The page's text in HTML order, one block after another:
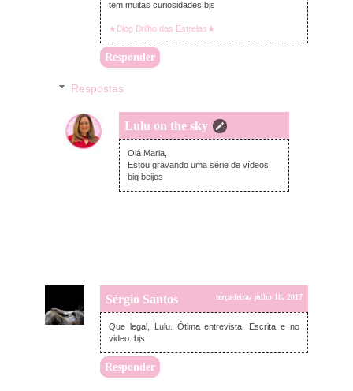
tem muitas curiosidades bjs
★Blog Brilho das Estrelas★
Responder
Respostas
Lulu on the sky
terça-feira, julho 18, 2017
Olá Maria,
Estou gravando uma série de vídeos
big beijos
Sérgio Santos terça-feira, julho 18, 2017
Que legal, Lulu. Ótima entrevista. Escrita e no
video. bjs
Responder